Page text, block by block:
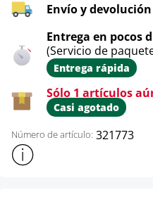
Envío y
Entrega en pocos
(Servicio de
Entrega rápida
Sólo 1 artículos
Casi agotado
Número de artículo: 321773
Mostrar más información